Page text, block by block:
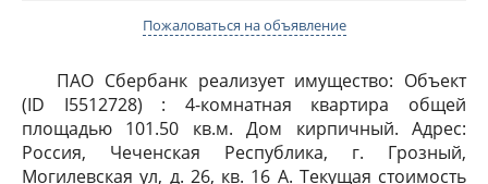
Пожаловаться на объявление
ПАО Сбербанк реализует имущество: Объект
(ID I5512728) : 4-комнатная квартира общей
площадью 101.50 кв.м. Дом кирпичный. Адрес:
Россия, Чеченская Республика, г. Грозный,
Могилевская ул, д. 26, кв. 16 А. Текущая стоимость